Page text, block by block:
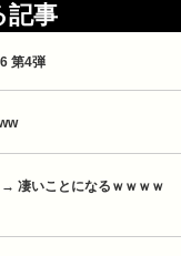
記事
第4弾
凄いことになるｗｗｗｗ